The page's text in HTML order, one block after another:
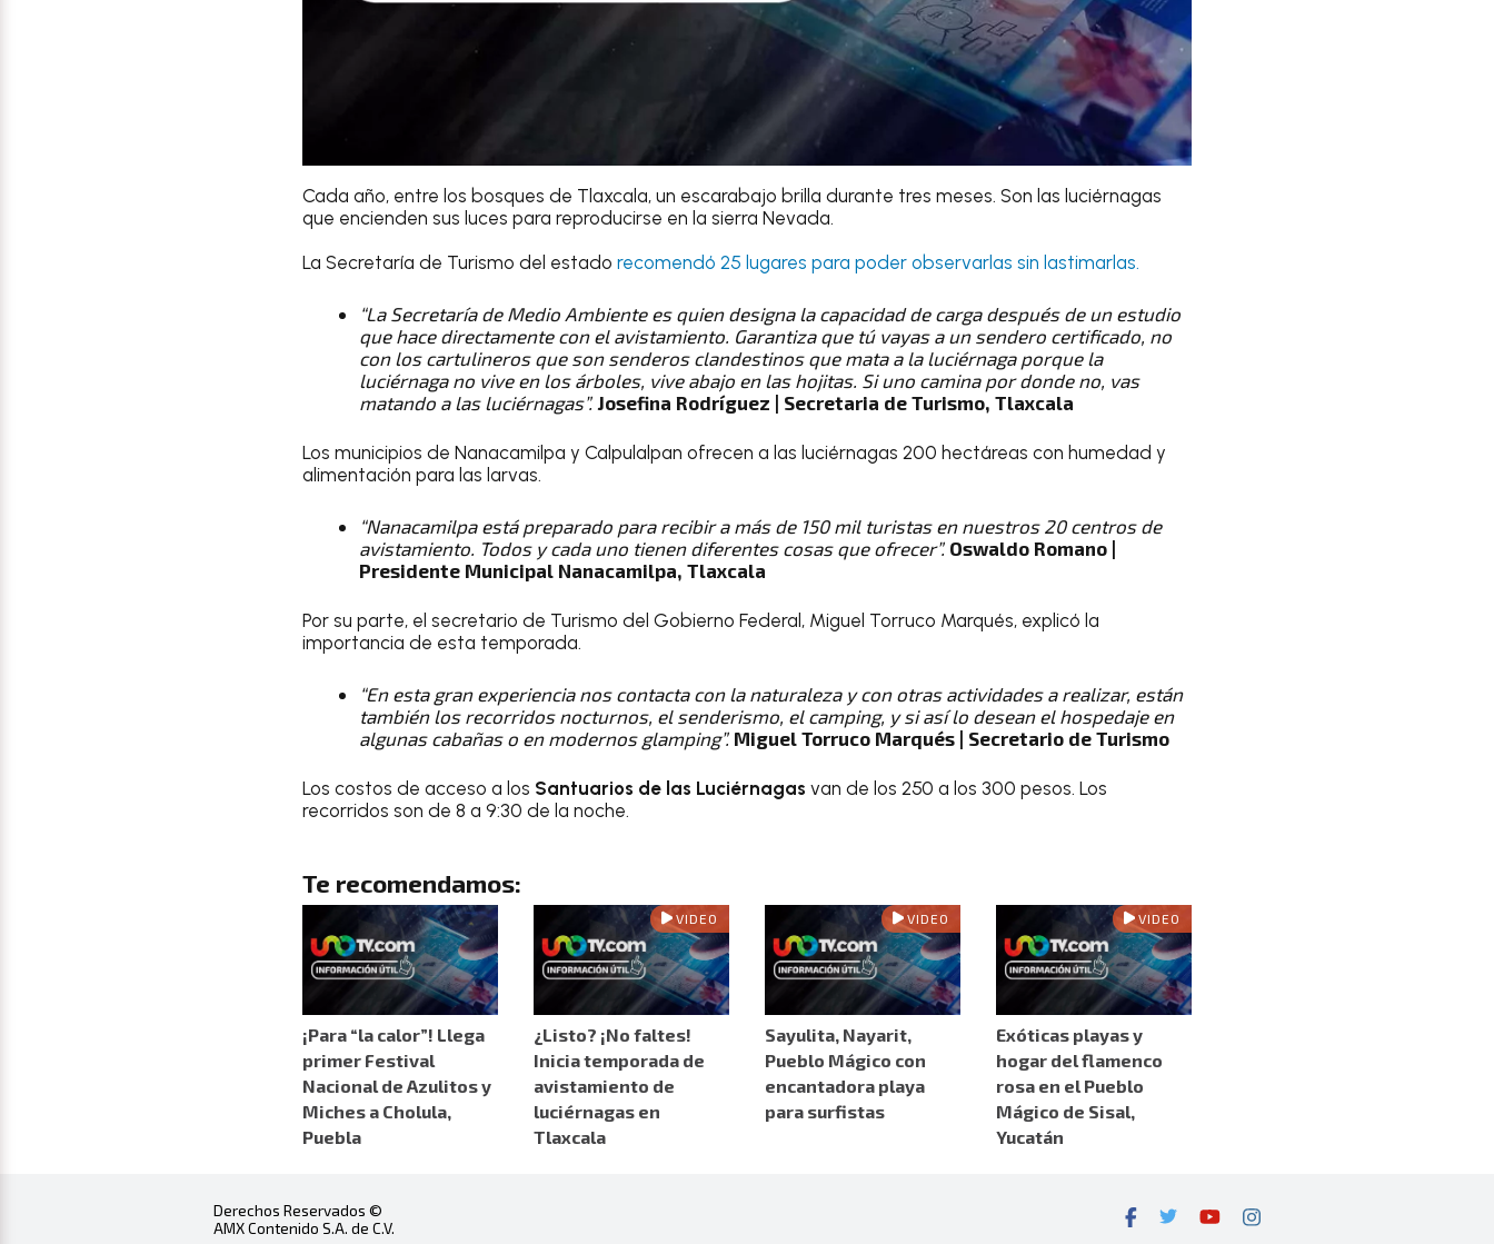
Cada año, entre los bosques de Tlaxcala, un escarabajo brilla durante tres meses. Son las luciérnagas
que encienden sus luces para reproducirse en la sierra Nevada.
La Secretaría de Turismo del estado recomendó 25 lugares para poder observarlas sin lastimarlas.
“La Secretaría de Medio Ambiente es quien designa la capacidad de carga después de un estudio
que hace directamente con el avistamiento. Garantiza que tú vayas a un sendero certificado, no
con los cartulineros que son senderos clandestinos que mata a la luciérnaga porque la
luciérnaga no vive en los árboles, vive abajo en las hojitas. Si uno camina por donde no, vas
matando a las luciérnagas”. Josefina Rodríguez | Secretaria de Turismo, Tlaxcala
Los municipios de Nanacamilpa y Calpulalpan ofrecen a las luciérnagas 200 hectáreas con humedad y
alimentación para las larvas.
“Nanacamilpa está preparado para recibir a más de 150 mil turistas en nuestros 20 centros de
avistamiento. Todos y cada uno tienen diferentes cosas que ofrecer”. Oswaldo Romano |
Presidente Municipal Nanacamilpa, Tlaxcala
Por su parte, el secretario de Turismo del Gobierno Federal, Miguel Torruco Marqués, explicó la
importancia de esta temporada.
“En esta gran experiencia nos contacta con la naturaleza y con otras actividades a realizar, están
también los recorridos nocturnos, el senderismo, el camping, y si así lo desean el hospedaje en
algunas cabañas o en modernos glamping”. Miguel Torruco Marqués | Secretario de Turismo
Los costos de acceso a los Santuarios de las Luciérnagas van de los 250 a los 300 pesos. Los
recorridos son de 8 a 9:30 de la noche.
Te recomendamos:
¡Para “la calor”! Llega
primer Festival
Nacional de Azulitos y
Miches a Cholula,
Puebla
VIDEO
¿Listo? ¡No faltes!
Inicia temporada de
avistamiento de
luciérnagas en
Tlaxcala
VIDEO
Sayulita, Nayarit,
Pueblo Mágico con
encantadora playa
para surfistas
VIDEO
Exóticas playas y
hogar del flamenco
rosa en el Pueblo
Mágico de Sisal,
Yucatán
Derechos Reservados ©
AMX Contenido S.A. de C.V.